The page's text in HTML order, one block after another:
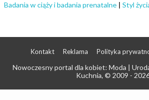
Badania w ciąży i badania prenatalne
Styl
Kontakt Reklama Polityka
Nowoczesny portal dla kobiet: Moda |
Kuchnia, © 2009 -